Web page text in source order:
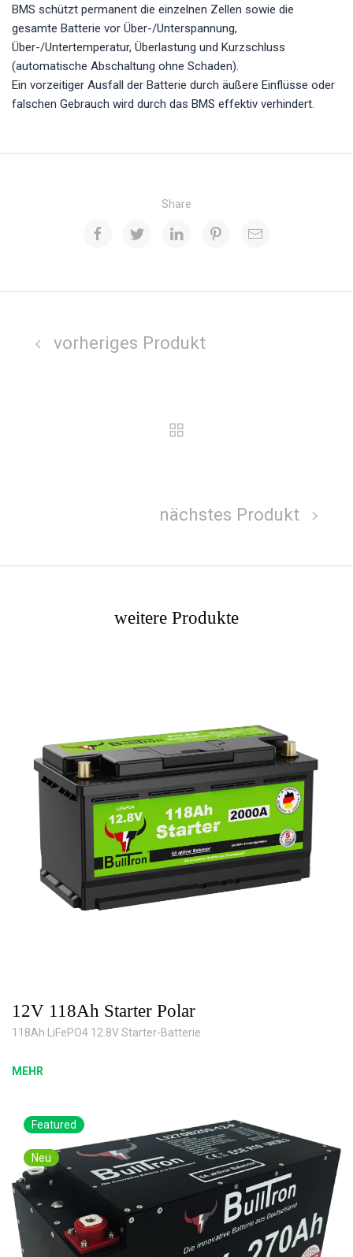
BMS schützt permanent die einzelnen Zellen sowie die
gesamte Batterie vor Über-/Unterspannung,
Über-/Untertemperatur, Überlastung und Kurzschluss
(automatische Abschaltung ohne Schaden).
Ein vorzeitiger Ausfall der Batterie durch äußere Einflüsse oder
falschen Gebrauch wird durch das BMS effektiv verhindert.
Share
vorheriges Produkt
nächstes Produkt
weitere Produkte
12V 118Ah Starter Polar
118Ah LiFePO4 12.8V Starter-Batterie
MEHR
Featured
Neu